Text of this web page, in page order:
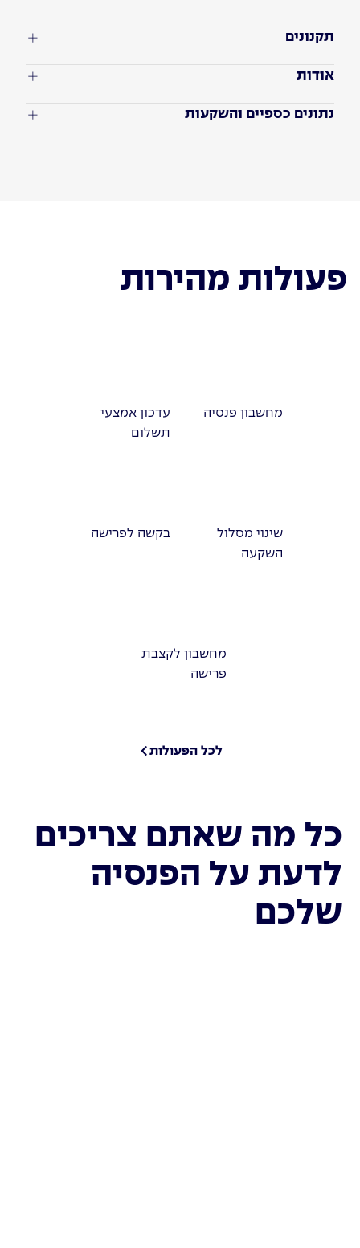
תקנונים
אודות
נתונים כספיים והשקעות
פעולות מהירות
מחשבון פנסיה
עדכון אמצעי
תשלום
שינוי מסלול
השקעה
בקשה לפרישה
מחשבון לקצבת
פרישה
לכל הפעולות
כל מה שאתם צריכים
לדעת על הפנסיה
שלכם